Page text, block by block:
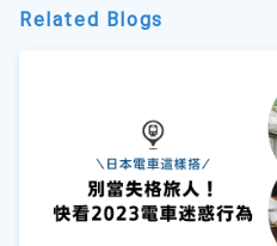
Related Blogs